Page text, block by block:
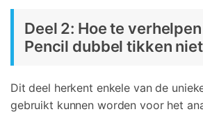
Deel 2: Hoe te
Pencil dubbel tikken
Dit deel herkent enkele van de
gebruikt kunnen worden voor het